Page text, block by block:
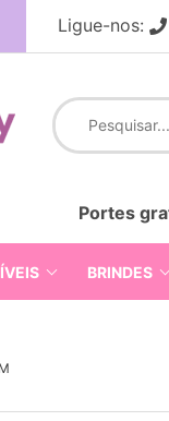
Ligue-nos:
Portes
BRINDES